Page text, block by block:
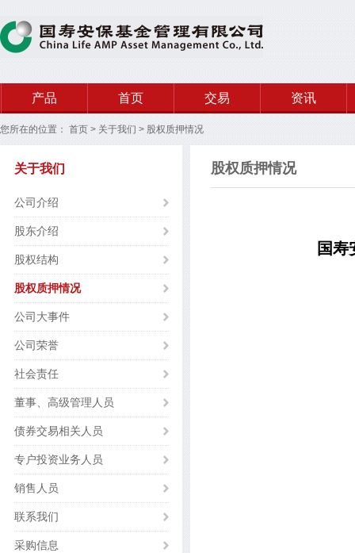
产品 首页 交易 资讯
您所在的位置： 首页 > 关于我们 > 股权质押情况
关于我们
公司介绍
股东介绍
股权结构
股权质押情况
公司大事件
公司荣誉
社会责任
董事、高级管理人员
债券交易相关人员
专户投资业务人员
销售人员
联系我们
采购信息
股权质押情况
国寿